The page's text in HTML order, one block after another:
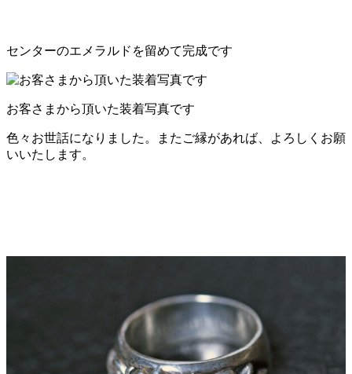
センターのエメラルドを留めて完成です
お客さまから頂いた装着写真です
色々お世話になりました。またご縁があれば、よろしくお願
いいたします。